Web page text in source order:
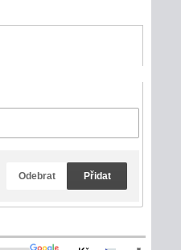
Odebrat Přidat